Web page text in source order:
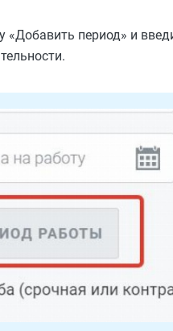
период» и